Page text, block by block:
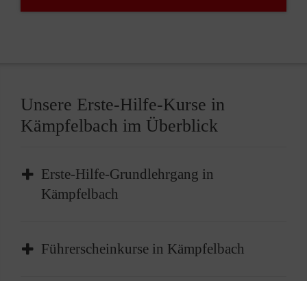
Unsere Erste-Hilfe-Kurse in
Kämpfelbach im Überblick
Erste-Hilfe-Grundlehrgang in
Kämpfelbach
Der Erste-Hilfe-Grundlehrgang in Kämpfelbach
für die Grundlagen der
Führerscheinkurse in Kämpfelbach